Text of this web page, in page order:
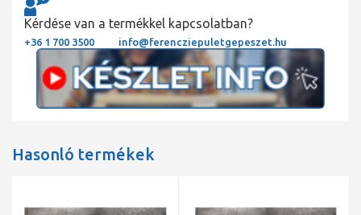
Kérdése van a termékkel kapcsolatban?
+36 1 700 3500 info@ferencziepuletgepeszet.hu
Hasonló termékek